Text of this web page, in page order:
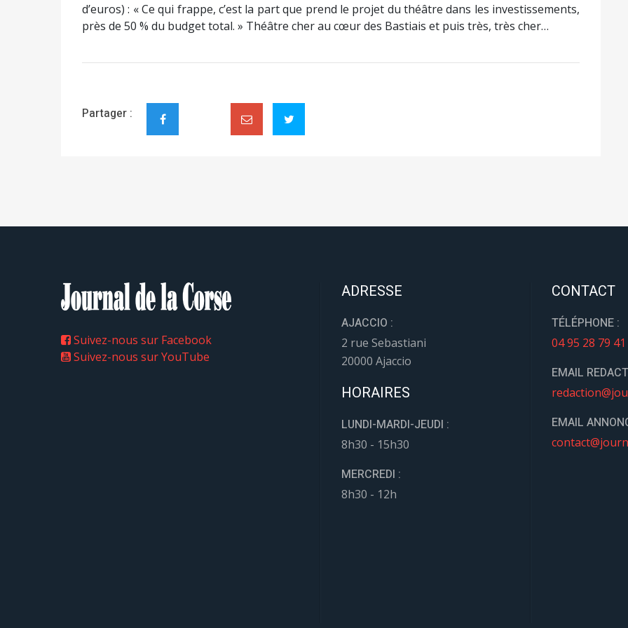
d’euros) : « Ce qui frappe, c’est la part que prend le projet du théâtre dans les investissements,
près de 50 % du budget total. » Théâtre cher au cœur des Bastiais et puis très, très cher…
Partager :
Suivez-nous sur Facebook
Suivez-nous sur YouTube
ADRESSE
AJACCIO :
2 rue Sebastiani
20000 Ajaccio
HORAIRES
LUNDI-MARDI-JEUDI :
8h30 - 15h30
MERCREDI :
8h30 - 12h
CONTACT
TÉLÉPHONE :
04 95 28 79 41
EMAIL
EMAIL